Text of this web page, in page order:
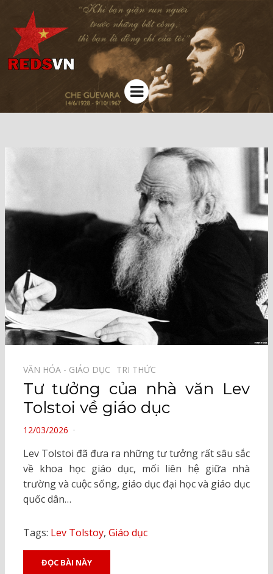
Kênh chia sẻ tri thức cộng đồng
Menu
VĂN HÓA - GIÁO DỤC⠀ TRI THỨC⠀
Tư tưởng của nhà văn Lev
Tolstoi về giáo dục
POSTED
12/03/2026
Lev Tolstoi đã đưa ra những tư tưởng rất sâu sắc
về khoa học giáo dục, mối liên hệ giữa nhà
trường và cuộc sống, giáo dục đại học và giáo dục
quốc dân…
Tags: Lev Tolstoy, Giáo dục
ĐỌC BÀI NÀY